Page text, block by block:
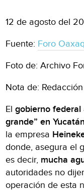
12 de agosto del
Fuente: Foro
Foto de: Archivo
Nota de:
Elgobierno federal
grande” en
la empresa
donde, asegura el
es decir, mucha
autoridades no
operación de esta